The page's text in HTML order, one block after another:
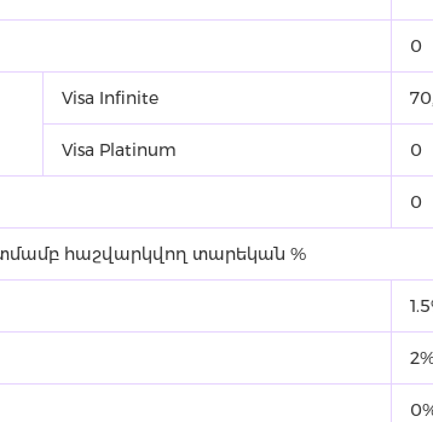
0
Visa Infinite
Visa Platinum 0
0
հաշվարկվող տարեկան %